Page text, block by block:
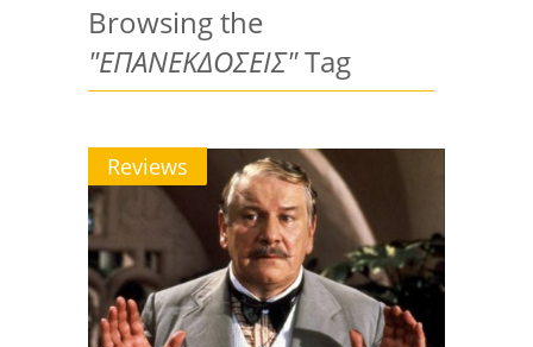
Browsing the
"ΕΠΑΝΕΚΔΟΣΕΙΣ"Tag
Reviews